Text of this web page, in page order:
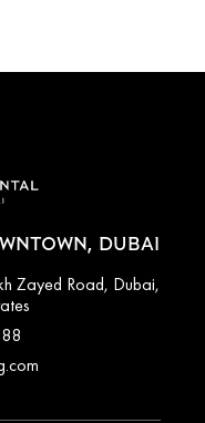
DUBAI
Zayed Road, Dubai,